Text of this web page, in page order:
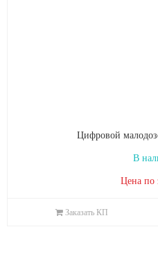
Цифровой
В
Цена по
Заказать КП